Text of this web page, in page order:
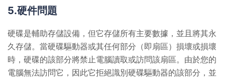
5.硬件問題
硬碟是輔助存儲設備，但它存儲所有主要數據，並且將其永
久存儲。當硬碟驅動器或其任何部分（即扇區）損壞或損壞
時，硬碟的該部分將禁止電腦讀取或訪問該扇區。由於您的
電腦無法訪問它，因此它拒絕識別硬碟驅動器的該部分，並